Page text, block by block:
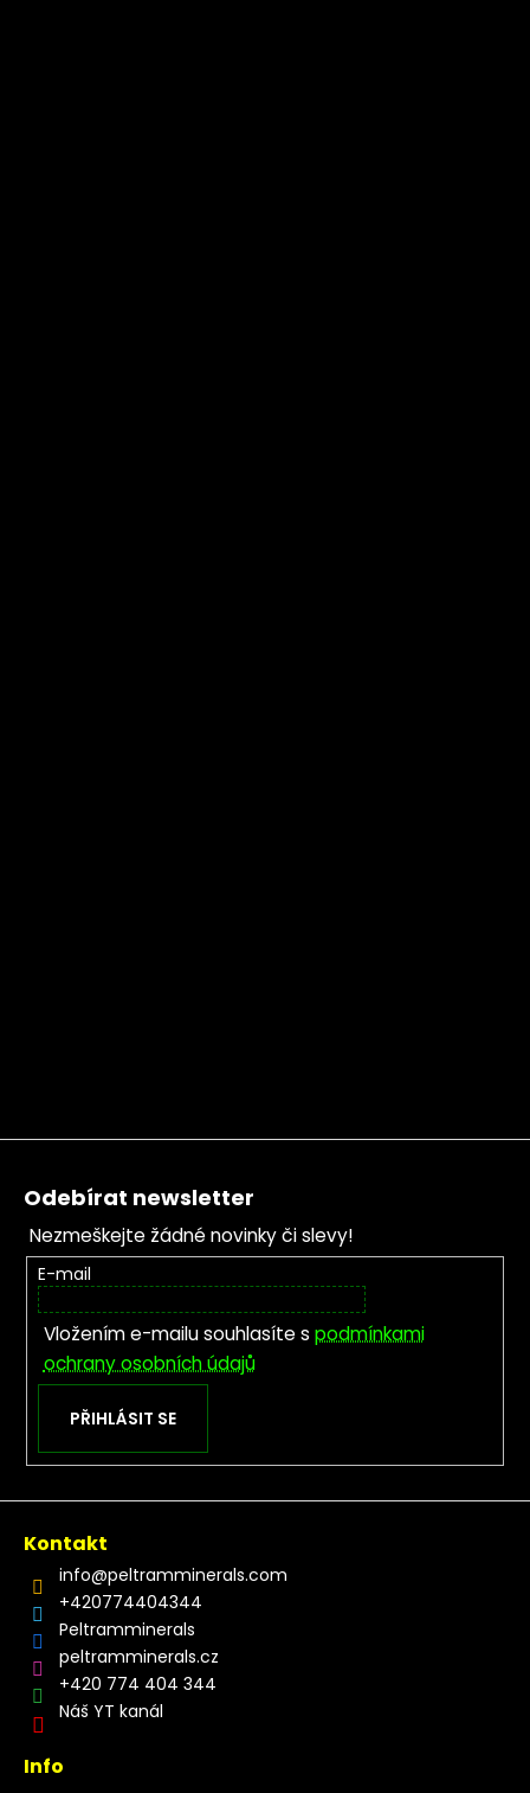
Zápatí
Odebírat newsletter
Nezmeškejte žádné novinky či slevy!
E-mail
Vložením e-mailu souhlasíte s podmínkami
ochrany osobních údajů
PŘIHLÁSIT SE
Kontakt
info@peltramminerals.com
+420774404344
Peltramminerals
peltramminerals.cz
+420 774 404 344
Náš YT kanál
Info